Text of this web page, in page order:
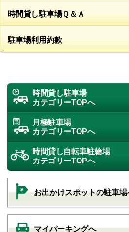
時間貸し駐車場Ｑ＆Ａ
駐車場利用約款
時間貸し駐車場
カテゴリーTOPへ
月極駐車場
カテゴリーTOPへ
時間貸し自転車駐輪場
カテゴリーTOPへ
お出かけスポットの駐車場
マイパーキングへ